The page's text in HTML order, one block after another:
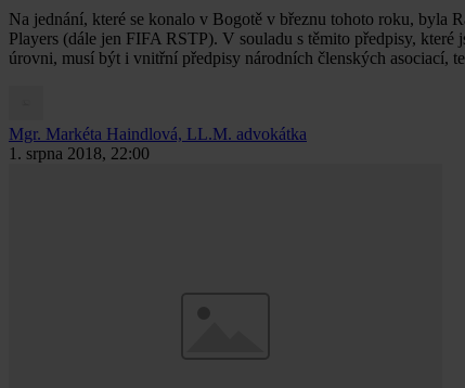
Na jednání, které se konalo v Bogotě v březnu tohoto roku, byla
Players (dále jen FIFA RSTP). V souladu s těmito předpisy,
úrovni, musí být i vnitřní předpisy národních členských asociací,
Mgr. Markéta Haindlová, LL.M. advokátka
1. srpna 2018, 22:00